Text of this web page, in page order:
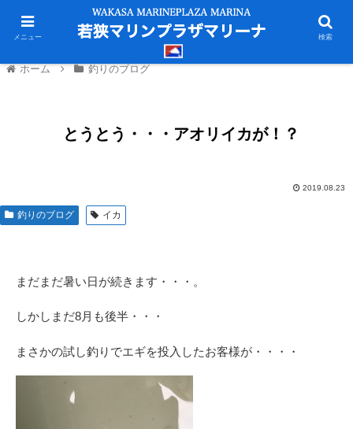
ホーム 釣りのブログ
とうとう・・・アオリイカが！？
2019.08.23
釣りのブログ イカ
まだまだ暑い日が続きます・・・。
しかしまだ8月も後半・・・
まさかの試し釣りでエギを投入したお客様が・・・・
メニュー 検索